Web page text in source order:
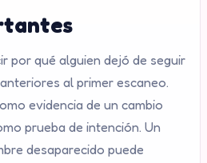
por qué alguien dejó de seguir
al primer escaneo.
evidencia de un cambio
prueba de intención. Un
desaparecido puede